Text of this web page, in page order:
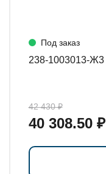
Под заказ
42 430 ₽
40 308.50 ₽